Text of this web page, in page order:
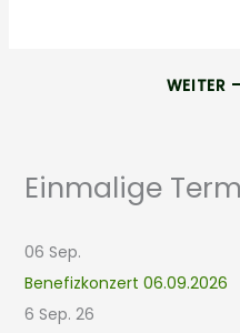
WEITER
Einmalige
06 Sep.
Benefizkonzert 06.09.2026
6 Sep. 26